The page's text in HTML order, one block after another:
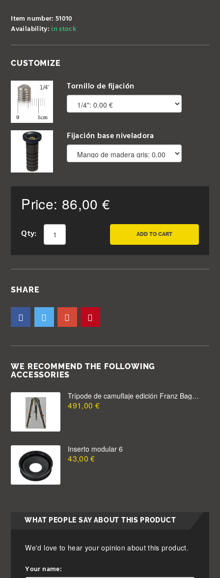
Item number: 51010
Availability: in stock
CUSTOMIZE
Tornillo de fijación
Fijación base niveladora
Price: 86,00 €
Qty: ADD TO CART
SHARE
WE RECOMMEND THE FOLLOWING
ACCESSORIES
Trípode de camuflaje edición Franz Bagyi para base niveladora de 75 mm
491,00 €
Inserto modular 6
43,00 €
WHAT PEOPLE SAY ABOUT THIS PRODUCT
We'd love to hear your opinion about this product.
Your name: